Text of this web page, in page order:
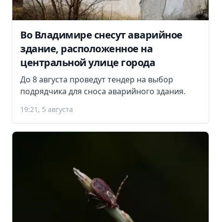
Во Владимире снесут аварийное
здание, расположенное на
центральной улице города
До 8 августа проведут тендер на выбор
подрядчика для сноса аварийного здания.
19:21, 5 августа